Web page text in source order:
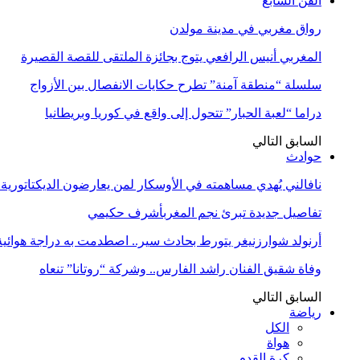
رواق مغربي في مدينة مولدن
المغربي أنيس الرافعي يتوج بجائزة الملتقى للقصة القصيرة
سلسلة “منطقة آمنة” تطرح حكايات الانفصال بين الأزواج
دراما “لعبة الحبار” تتحول إلى واقع في كوريا وبريطانيا
السابق التالي
حوادث
نافالني يُهدي مساهمته في الأوسكار لمن يعارضون
تفاصيل جديدة تبرئ نجم المغربأشرف حكيمي
أرنولد شوارزنيغر يتورط بحادث سير.. اصطدمت به دراجة
وفاة شقيق الفنان راشد الفارس.. وشركة “روتانا” تنعاه
السابق التالي
رياضة
الكل
هواة